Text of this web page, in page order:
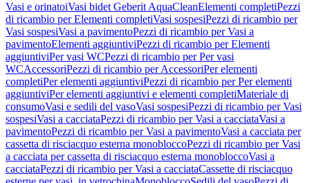
Vasi e orinatoiVasi bidet Geberit AquaCleanElementi completiPezzi
di ricambio per Elementi completiVasi sospesiPezzi di ricambio per
Vasi sospesiVasi a pavimentoPezzi di ricambio per Vasi a
pavimentoElementi aggiuntiviPezzi di ricambio per Elementi
aggiuntiviPer vasi WCPezzi di ricambio per Per vasi
WCAccessoriPezzi di ricambio per AccessoriPer elementi
completiPer elementi aggiuntiviPezzi di ricambio per Per elementi
aggiuntiviPer elementi aggiuntivi e elementi completiMateriale di
consumoVasi e sedili del vasoVasi sospesiPezzi di ricambio per Vasi
sospesiVasi a cacciataPezzi di ricambio per Vasi a cacciataVasi a
pavimentoPezzi di ricambio per Vasi a pavimentoVasi a cacciata per
cassetta di risciacquo esterna monobloccoPezzi di ricambio per Vasi
a cacciata per cassetta di risciacquo esterna monobloccoVasi a
cacciataPezzi di ricambio per Vasi a cacciataCassette di risciacquo